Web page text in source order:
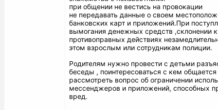
при общении не вестись на провокации
не передавать данные о своем
банковских карт и приложений.При
вымогания денежных средств ,склонении к
противоправных действиях
этом взрослым или сотрудникам полиции.
Родителям нужно провести с детьми
беседы , поинтересоваться с кем
рассмотреть вопрос об ограничении
мессенджеров и приложений, способных
вред.